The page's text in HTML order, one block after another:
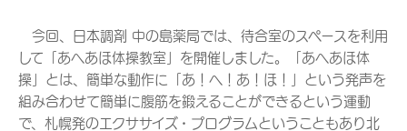
今回、日本調剤 中の島薬局では、待合室のスペースを利用
して「あへあほ体操教室」を開催しました。「あへあほ体
操」とは、簡単な動作に「あ！へ！あ！ほ！」という発声を
組み合わせて簡単に腹筋を鍛えることができるという運動
で、札幌発のエクササイズ・プログラムということもあり北